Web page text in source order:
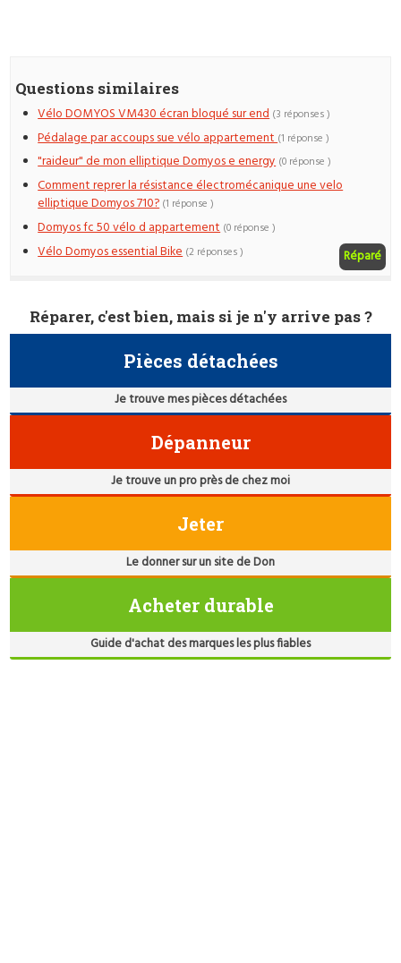
Questions similaires
Vélo DOMYOS VM430 écran bloqué sur end (3 réponses )
Pédalage par accoups sue vélo appartement(1 réponse )
"raideur" de mon elliptique Domyos e energy (0 réponse )
Comment reprer la résistance électromécanique une velo
elliptique Domyos 710? (1 réponse )
Domyos fc 50 vélo d appartement (0 réponse )
Vélo Domyos essential Bike Réparé
(2 réponses )
Réparer, c'est bien, mais si je n'y arrive pas ?
Pièces détachées
Je trouve mes pièces détachées
Dépanneur
Je trouve un pro près de chez moi
Jeter
Le donner sur un site de Don
Acheter durable
Guide d'achat des marques les plus fiables